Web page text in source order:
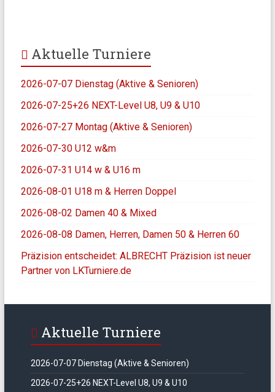
Aktuelle Turniere
2026-07-07 Dienstag (Aktive & Senioren)
2026-07-25+26 NEXT-Level U8, U9 & U10
2026-07-27 Montag (Aktive & Senioren)
2026-07-30 U12 w&m
2026-07-31 U14 w & U16 m
2026-08-01 U18 m & Herren Doppel
2026-08-02 Damen 40 & Mixed
2026-08-08 Damen, Herren, Damen 50 & Herren 60
Präzision entscheidet: ALBRECHT Präzision ist neuer
Partner von LKTurniere.de
Aktuelle Turniere
2026-07-07 Dienstag (Aktive & Senioren)
2026-07-25+26 NEXT-Level U8, U9 & U10